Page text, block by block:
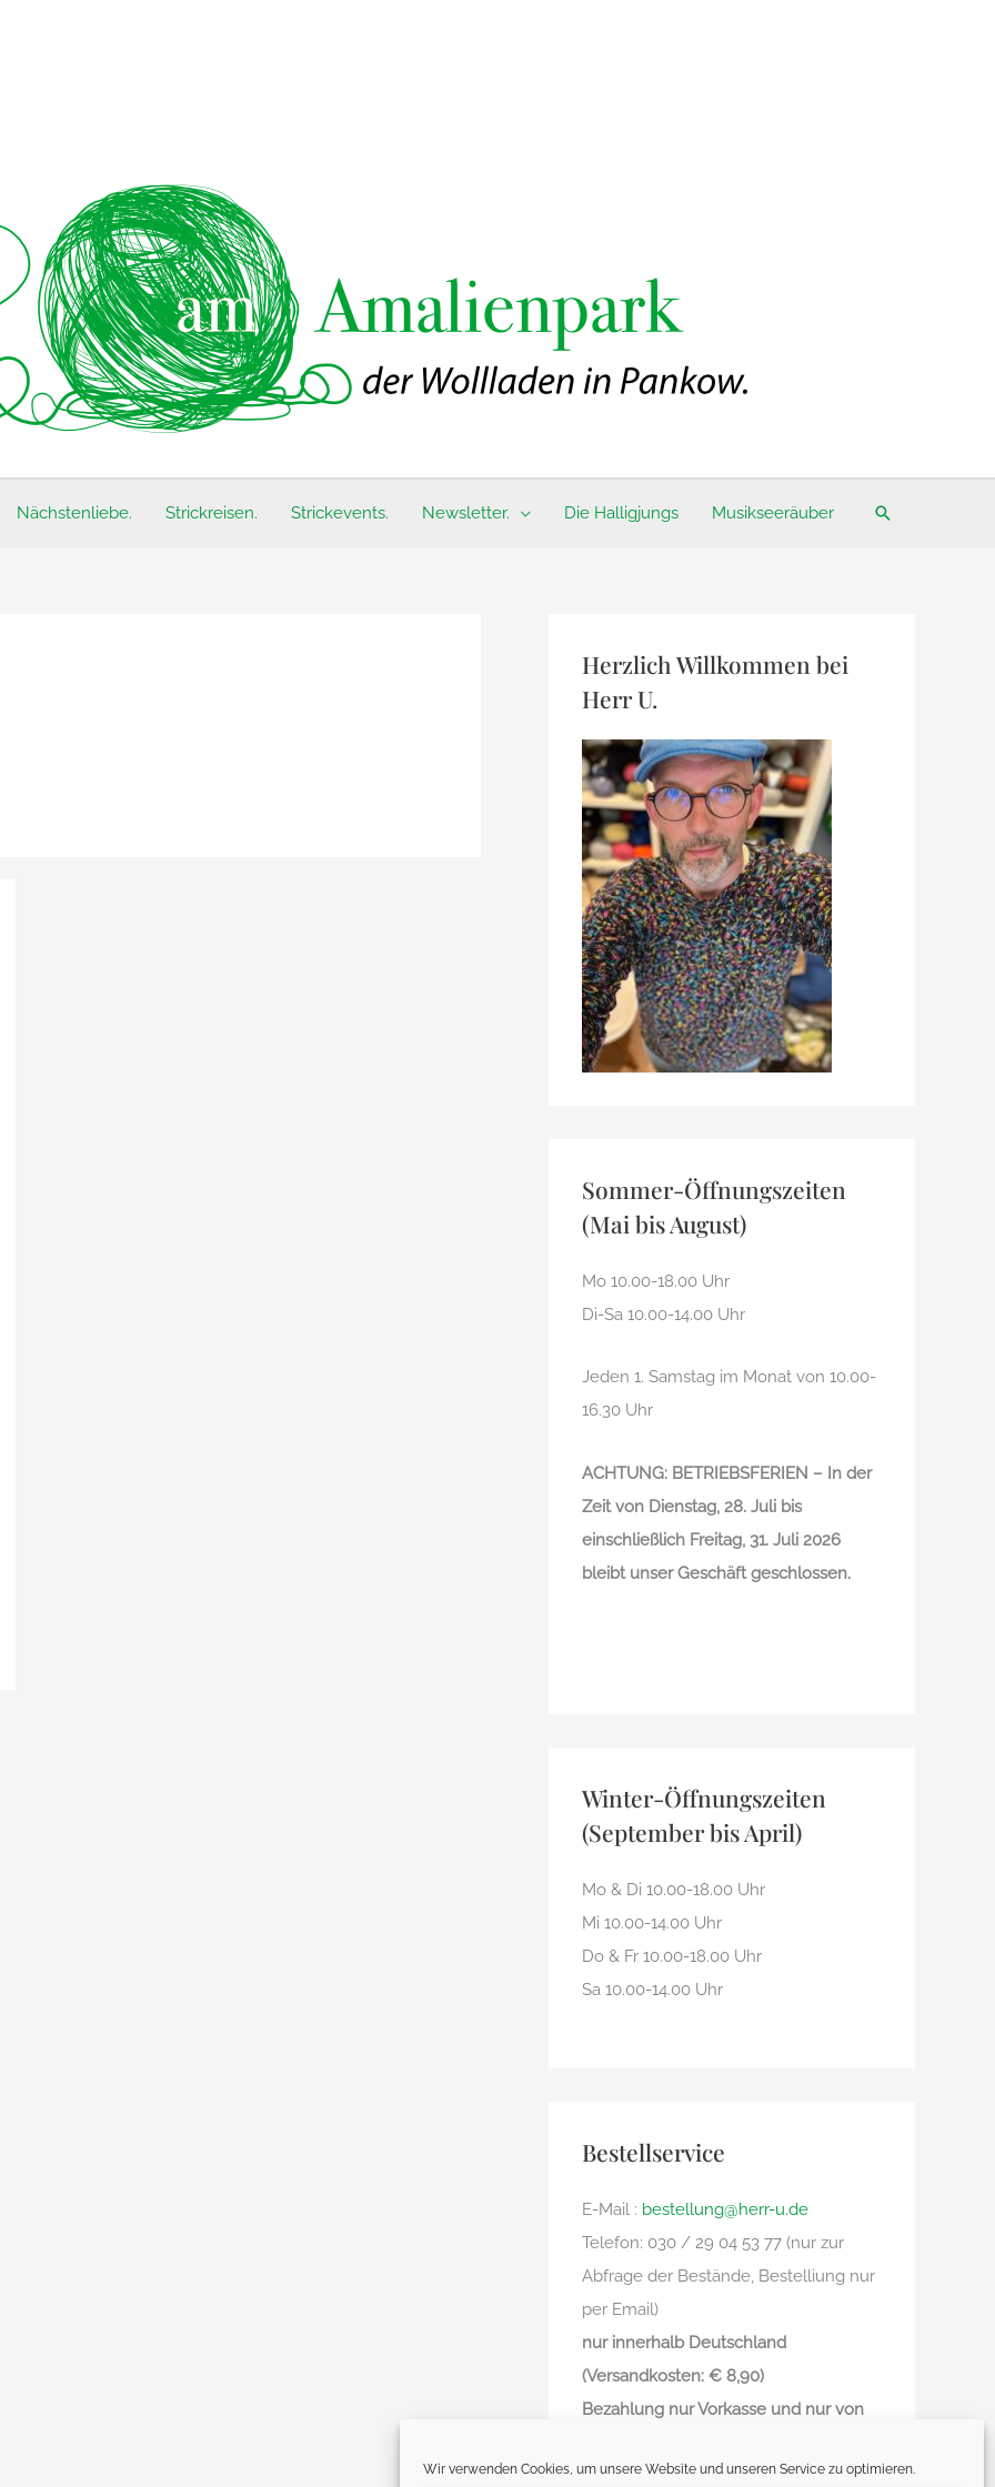
Wir verwenden Cookies, um unsere Website und unseren Service zu optimieren.
Nächstenliebe. Strickreisen. Strickevents. Newsletter. Die Halligjungs Musikseeräuber Suchen
Herzlich Willkommen bei
Herr U.
Sommer-Öffnungszeiten
(Mai bis August)
Mo 10.00-18.00 Uhr
Di-Sa 10.00-14.00 Uhr
Jeden 1. Samstag im Monat von 10.00-
16.30 Uhr
ACHTUNG: BETRIEBSFERIEN – In der
Zeit von Dienstag, 28. Juli bis
einschließlich Freitag, 31. Juli 2026
bleibt unser Geschäft geschlossen.
Winter-Öffnungszeiten
(September bis April)
Mo & Di 10.00-18.00 Uhr
Mi 10.00-14.00 Uhr
Do & Fr 10.00-18.00 Uhr
Sa 10.00-14.00 Uhr
Bestellservice
E-Mail : bestellung@herr-u.de
Telefon: 030 / 29 04 53 77 (nur zur
Abfrage der Bestände, Bestelliung nur
per Email)
nur innerhalb Deutschland
(Versandkosten: € 8,90)
Bezahlung nur Vorkasse und nur von
Bankkonto – kein Paypal